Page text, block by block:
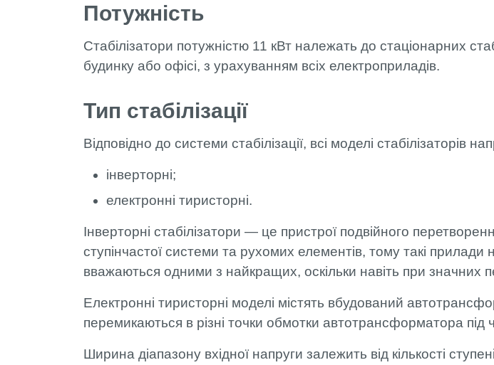
Потужність
Стабілізатори потужністю 11 кВт належать до стаціонарних
будинку або офісі, з урахуванням всіх електроприладів.
Тип стабілізації
Відповідно до системи стабілізації, всі моделі стабілізаторів
інверторні;
електронні тиристорні.
Інверторні стабілізатори — це пристрої подвійного
ступінчастої системи та рухомих елементів, тому такі прилади
вважаються одними з найкращих, оскільки навіть при значних
Електронні тиристорні моделі містять вбудований
перемикаються в різні точки обмотки автотрансформатора під
Ширина діапазону вхідної напруги залежить від кількості